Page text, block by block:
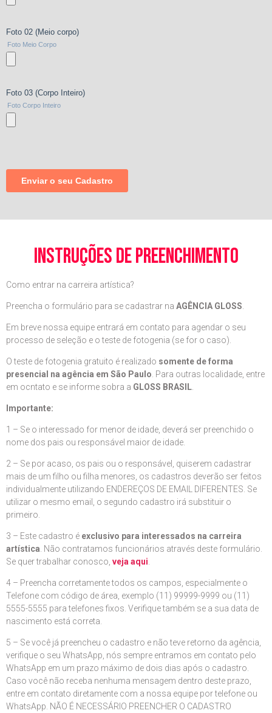
instruções de preenchimento
Como entrar na carreira artística?
Preencha o formulário para se cadastrar na AGÊNCIA GLOSS
Em breve nossa equipe entrará em contato para agendar o seu
processo de seleção e o teste de fotogenia (se for o caso).
O teste de fotogenia gratuito é realizado somente de forma
presencial na agência em São Paulo . Para outras localidade, entre
em ocntato e se informe sobra a GLOSS BRASIL
Importante:
1 – Se o interessado for menor de idade, deverá ser preenchido o
nome dos pais ou responsável maior de idade.
2 – Se por acaso, os pais ou o responsável, quiserem cadastrar
mais de um filho ou filha menores, os cadastros deverão ser feitos
individualmente utilizando ENDEREÇOS DE EMAIL DIFERENTES. Se
utilizar o mesmo email, o segundo cadastro irá substituir o
primeiro.
3 – Este cadastro é exclusivo para interessados na carreira
artística . Não contratamos funcionários através deste formulário.
Se quer trabalhar conosco, veja aqui
4 – Preencha corretamente todos os campos, especialmente o
Telefone com código de área, exemplo (11) 99999-9999 ou (11)
5555-5555 para telefones fixos. Verifique também se a sua data de
nascimento está correta.
5 – Se você já preencheu o cadastro e não teve retorno da agência,
verifique o seu WhatsApp, nós sempre entramos em contato pelo
WhatsApp em um prazo máximo de dois dias após o cadastro.
Caso você não receba nenhuma mensagem dentro deste prazo,
entre em contato diretamente com a nossa equipe por telefone ou
WhatsApp. NÃO É NECESSÁRIO PREENCHER O CADASTRO